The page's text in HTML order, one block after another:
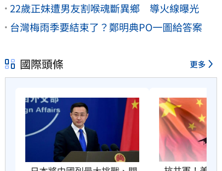
22歲正妹遭男友割喉魂斷異鄉 導火線曝光
台灣梅雨季要結束了？鄭明典PO一圖給答案
國際頭條 更多